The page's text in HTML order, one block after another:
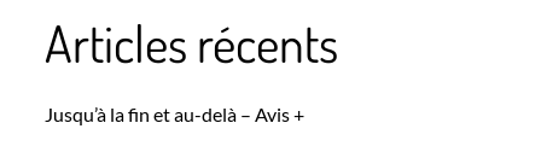
Articles récents
Jusqu’à la fin et au-delà – Avis +